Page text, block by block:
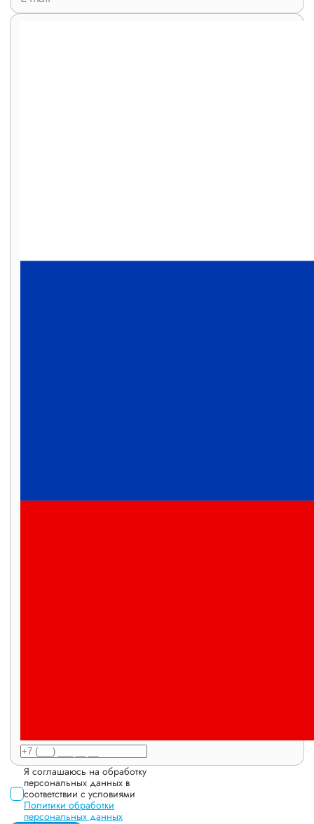
Я соглашаюсь на обработку
персональных данных в
соответствии с условиями
Политики обработки
персональных данных